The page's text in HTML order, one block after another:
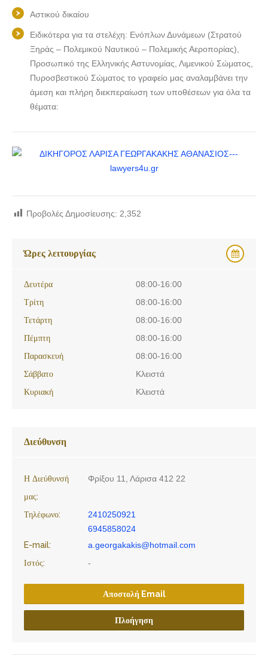
Αστικού δικαίου
Ειδικότερα για τα στελέχη: Ενόπλων Δυνάμεων (Στρατού
Ξηράς – Πολεμικού Ναυτικού – Πολεμικής Αεροπορίας),
Προσωπικό της Ελληνικής Αστυνομίας, Λιμενικού Σώματος,
Πυροσβεστικού Σώματος το γραφείο μας αναλαμβάνει την
άμεση και πλήρη διεκπεραίωση των υποθέσεων για όλα τα
θέματα:
Προβολές Δημοσίευσης: 2,352
Ώρες λειτουργίας
Δευτέρα
08:00-16:00
Τρίτη
08:00-16:00
Τετάρτη
08:00-16:00
Πέμπτη
08:00-16:00
Παρασκευή
08:00-16:00
Σάββατο
Κλειστά
Κυριακή
Κλειστά
Διεύθυνση
Η Διεύθυνσή
μας:
Φρίξου 11, Λάρισα 412 22
Τηλέφωνο:
2410250921
6945858024
E-mail:
a.georgakakis@hotmail.com
Ιστός:
-
Αποστολή Email
Πλοήγηση